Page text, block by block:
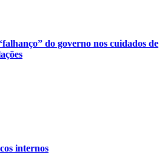
do governo nos cuidados de
internos